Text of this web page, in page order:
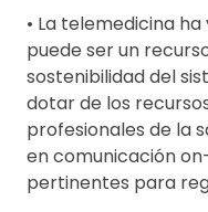
• La telemedicina
puede ser un
sostenibilidad del
dotar de los
profesionales de la
en comunicación
pertinentes para